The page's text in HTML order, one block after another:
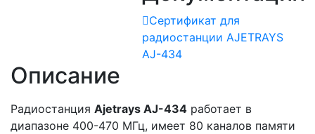
Сертификат для
радиостанции AJETRAYS
AJ-434
Описание
Радиостанция Ajetrays AJ-434 работает в
диапазоне 400-470 МГц, имеет 80 каналов памяти